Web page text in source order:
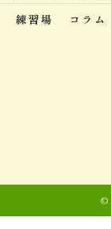
練習場
コラム
©